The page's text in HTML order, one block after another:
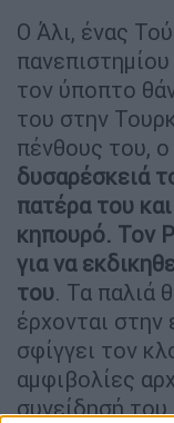
Ο Άλι, ένας
τον ύποπτο
του στην
πένθους του, ο
δυσαρέσκειά
πατέρα του
κηπουρό. Τον
για να
του. Τα παλιά
έρχονται στην
σφίγγει τον
αμφιβολίες
συνείδησή του